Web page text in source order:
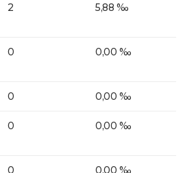
2 5,88 ‰
0 0,00 ‰
0 0,00 ‰
0 0,00 ‰
0 0,00 ‰